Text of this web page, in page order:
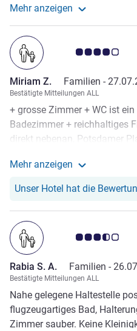
derart Mühe, dass wir kurz
innerhalb Ihrer Kette zu
Familie eine Kompromiss
geblieben. Die gute Lage war
entscheidender Punkt. Wir
gefrühstückt und sind dann
frühstücken. Was wie immer
Freundlich, hilfsbereit und
Dankeschön!
Mehr anzeigen
Note
Miriam Z. Familien -
Bestätigte Mitteilungen ALL
+ grosse Zimmer + WC ist
Badezimmer + reichhaltiges
direkt nebenan, Potsdamer
Warteschlange vor dem
Morgen haben wir 20
Tisch gewartet. Danach sind
Uhr) und mussten nicht oder
müffelte nach Urin
Mehr anzeigen
Unser Hotel hat die
Note
Rabia S. A. Familien -
Bestätigte Mitteilungen ALL
Nahe gelegene Haltestelle
flugzeugartiges Bad,
Zimmer sauber. Keine